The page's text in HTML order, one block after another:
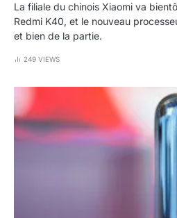
La filiale du chinois Xiaomi va
Redmi K40, et le nouveau
et bien de la partie.
249 VIEWS